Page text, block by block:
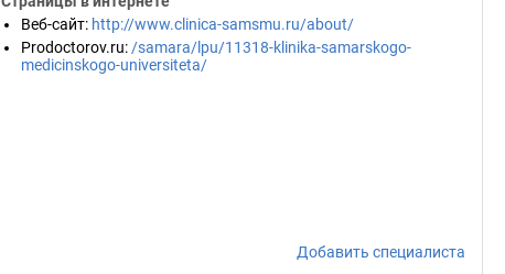
Веб-сайт: http://www.clinica-samsmu.ru/about/
Prodoctorov.ru: /samara/lpu/11318-klinika-samarskogo-
medicinskogo-universiteta/
Добавить специалиста